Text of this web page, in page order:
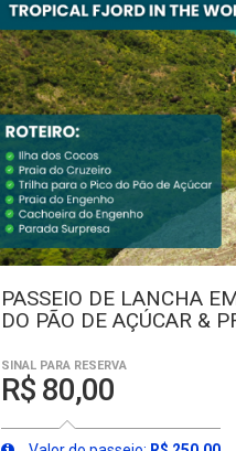
PASSEIO DE LANCHA
DO PÃO DE AÇÚCAR &
SINAL PARA RESERVA
R$ 80,00